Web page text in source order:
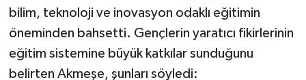
bilim, teknoloji ve inovasyon odaklı eğitimin
öneminden bahsetti. Gençlerin yaratıcı fikirlerinin
eğitim sistemine büyük katkılar sunduğunu
belirten Akmeşe, şunları söyledi: